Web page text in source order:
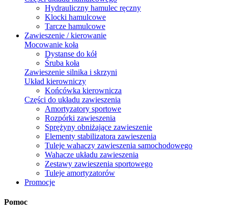
Hydrauliczny hamulec ręczny
Klocki hamulcowe
Tarcze hamulcowe
Zawieszenie / kierowanie
Mocowanie koła
Dystanse do kół
Śruba koła
Zawieszenie silnika i skrzyni
Układ kierowniczy
Końcówka kierownicza
Części do układu zawieszenia
Amortyzatory sportowe
Rozpórki zawieszenia
Sprężyny obniżające zawieszenie
Elementy stabilizatora zawieszenia
Tuleje wahaczy zawieszenia samochodowego
Wahacze układu zawieszenia
Zestawy zawieszenia sportowego
Tuleje amortyzatorów
Promocje
Pomoc